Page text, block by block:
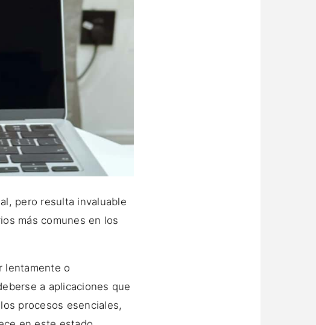
pero resulta invaluable
más comunes en los
lentamente o
a aplicaciones que
procesos esenciales,